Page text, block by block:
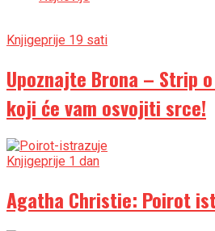
Knjigeprije 19 sati
Upoznajte Brona – Strip
koji će vam osvojiti srce!
Knjigeprije 1 dan
Agatha Christie: Poirot